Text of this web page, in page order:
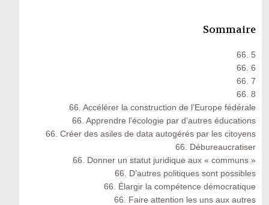
Sommaire
66. 5
66. 6
66. 7
66. 8
66. Accélérer la construction de l’Europe fédérale
66. Apprendre l’écologie par d’autres éducations
66. Créer des asiles de data autogérés par les citoyens
66. Débureaucratiser
66. Donner un statut juridique aux « communs »
66. D’autres politiques sont possibles
66. Élargir la compétence démocratique
66. Faire attention les uns aux autres